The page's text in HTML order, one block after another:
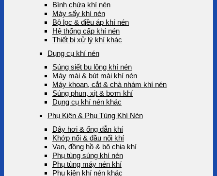
Bình chứa khí nén
Máy sấy khí nén
Bộ lọc & điều áp khí nén
Hệ thống cấp khí nén
Thiết bị xử lý khí khác
Dụng cụ khí nén
Súng siết bu lông khí nén
Máy mài & bút mài khí nén
Máy khoan, cắt & chà nhám khí nén
Súng phun, xịt & bơm khí
Dụng cụ khí nén khác
Phụ Kiện & Phụ Tùng Khí Nén
Dây hơi & ống dẫn khí
Khớp nối & đầu nối khí
Van, đồng hồ & bộ chia khí
Phụ tùng súng khí nén
Phụ tùng máy nén khí
Phụ kiện khí nén khác